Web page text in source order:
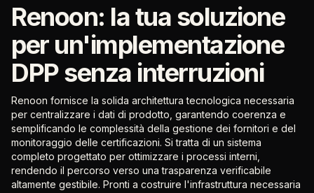
Renoon: la tua soluzione
per un'implementazione
DPP senza interruzioni
Renoon fornisce la solida architettura tecnologica necessaria
per centralizzare i dati di prodotto, garantendo coerenza e
semplificando le complessità della gestione dei fornitori e del
monitoraggio delle certificazioni. Si tratta di un sistema
completo progettato per ottimizzare i processi interni,
rendendo il percorso verso una trasparenza verificabile
altamente gestibile. Pronti a costruire l'infrastruttura necessaria